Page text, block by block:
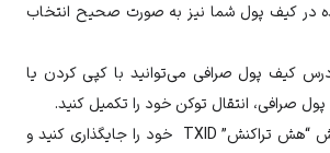
در کیف پول شما نیز به صورت صحیح انتخاب
کیف پول صرافی می‌توانید با کپی کردن یا
صرافی، انتقال توکن خود را تکمیل کنید.
حال باید در بخش “هش تراکنش” TXID خود را جایگذاری کنید و